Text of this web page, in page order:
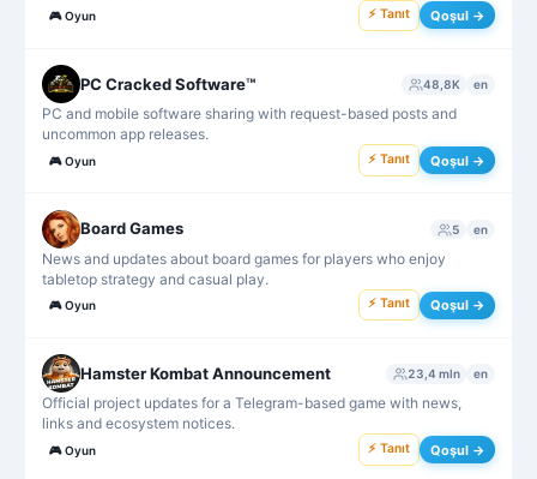
🎮Oyun ⚡ Tanıt Qoşul →
PC Cracked Software™ 48,8K en
PC and mobile software sharing with request-based posts and
uncommon app releases.
🎮Oyun ⚡ Tanıt Qoşul →
Board Games 5 en
News and updates about board games for players who enjoy
tabletop strategy and casual play.
🎮Oyun ⚡ Tanıt Qoşul →
Hamster Kombat Announcement 23,4 mln en
Official project updates for a Telegram-based game with news,
links and ecosystem notices.
🎮Oyun ⚡ Tanıt Qoşul →